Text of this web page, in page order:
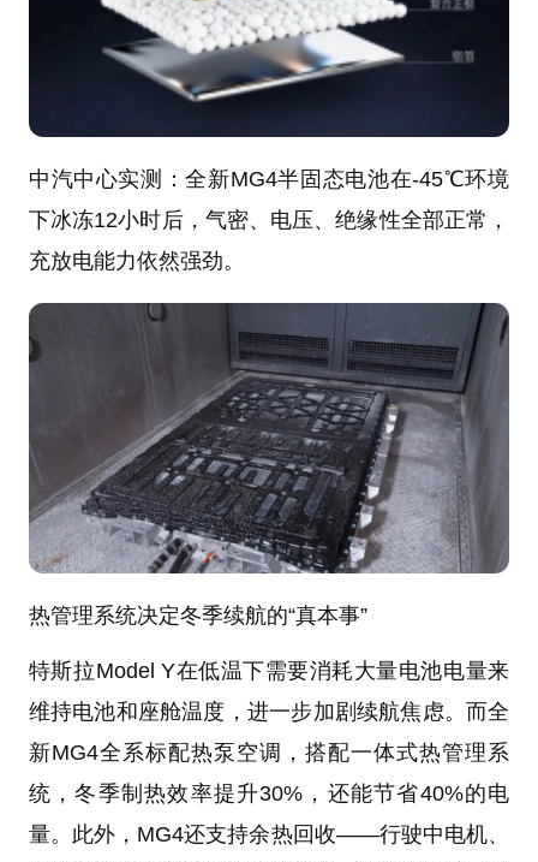
中汽中心实测：全新MG4半固态电池在-45℃环境
下冰冻12小时后，气密、电压、绝缘性全部正常，
充放电能力依然强劲。
热管理系统决定冬季续航的“真本事”
特斯拉Model Y在低温下需要消耗大量电池电量来
维持电池和座舱温度，进一步加剧续航焦虑。而全
新MG4全系标配热泵空调，搭配一体式热管理系
统，冬季制热效率提升30%，还能节省40%的电
量。此外，MG4还支持余热回收——行驶中电机、